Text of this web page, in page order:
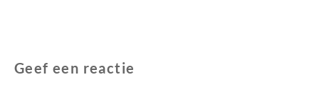
Geef een reactie